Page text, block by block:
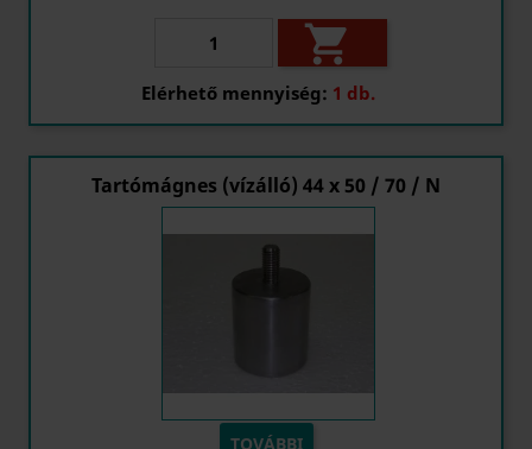

Elérhető mennyiség: 1 db.
Tartómágnes (vízálló) 44 x 50 / 70 / N
TOVÁBBI